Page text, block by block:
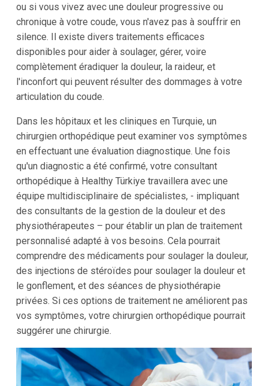
ou si vous vivez avec une douleur progressive ou
chronique à votre coude, vous n'avez pas à souffrir en
silence. Il existe divers traitements efficaces
disponibles pour aider à soulager, gérer, voire
complètement éradiquer la douleur, la raideur, et
l'inconfort qui peuvent résulter des dommages à votre
articulation du coude.
Dans les hôpitaux et les cliniques en Turquie, un
chirurgien orthopédique peut examiner vos symptômes
en effectuant une évaluation diagnostique. Une fois
qu'un diagnostic a été confirmé, votre consultant
orthopédique à Healthy Türkiye travaillera avec une
équipe multidisciplinaire de spécialistes, - impliquant
des consultants de la gestion de la douleur et des
physiothérapeutes – pour établir un plan de traitement
personnalisé adapté à vos besoins. Cela pourrait
comprendre des médicaments pour soulager la douleur,
des injections de stéroïdes pour soulager la douleur et
le gonflement, et des séances de physiothérapie
privées. Si ces options de traitement ne améliorent pas
vos symptômes, votre chirurgien orthopédique pourrait
suggérer une chirurgie.